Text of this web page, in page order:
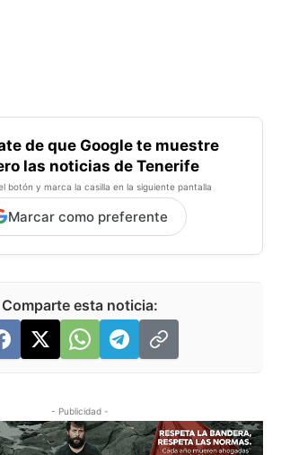
de que Google te muestre
las noticias de Tenerife
botón y marca la casilla en la siguiente pantalla
Marcar como preferente
Comparte esta noticia:
- Publicidad -